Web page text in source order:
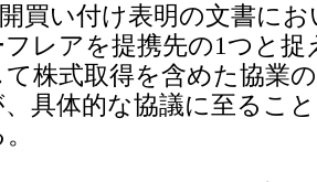
買い付け表明の文書にお
フレアを提携先の1つと捉
株式取得を含めた協業
具体的な協議に至るこ